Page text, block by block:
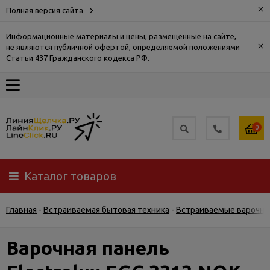
Полная версия сайта ×
Информационные материалы и цены, размещенные на сайте,
не являются публичной офертой, определяемой положениями
Статьи 437 Гражданского кодекса РФ.
×
О
Доставка
Самовывоз
Гарантия
0
Каталог товаров
Главная - Встраиваемая бытовая техника - Встраиваемые
Варочная панель